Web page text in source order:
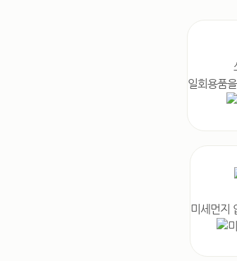
일회용품
미세먼지